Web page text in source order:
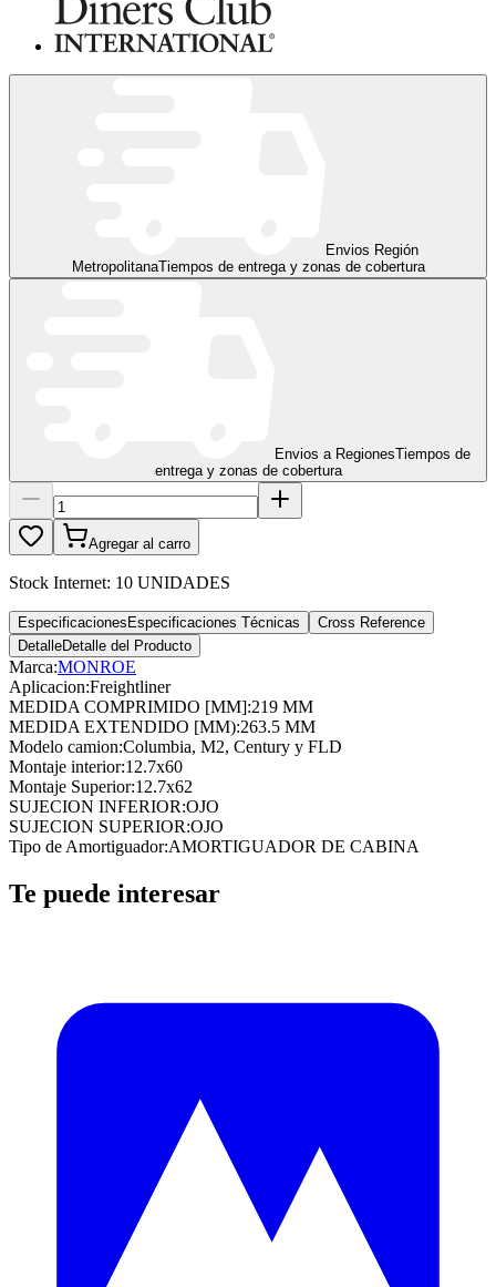
Envios Región
MetropolitanaTiempos de entrega y zonas de cobertura
Envios a RegionesTiempos de
entrega y zonas de cobertura
Agregar al carro
Stock Internet: 10 UNIDADES
Especificaciones Especificaciones Técnicas
Cross Reference
DetalleDetalle del Producto
Marca:MONROE
Aplicacion:Freightliner
MEDIDA COMPRIMIDO [MM]:219 MM
MEDIDA EXTENDIDO [MM):263.5 MM
Modelo camion:Columbia, M2, Century y FLD
Montaje interior:12.7x60
Montaje Superior:12.7x62
SUJECION INFERIOR:OJO
SUJECION SUPERIOR:OJO
Tipo de Amortiguador:AMORTIGUADOR DE CABINA
Te puede interesar